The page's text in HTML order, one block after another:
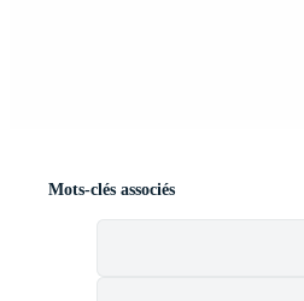
Mots-clés associés